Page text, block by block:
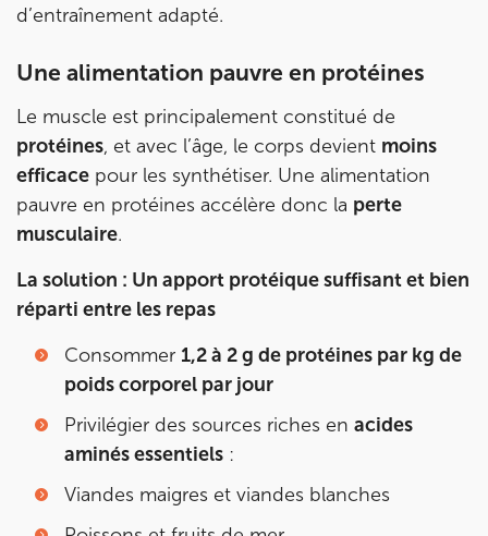
d’entraînement adapté.
Une alimentation pauvre en protéines
Le muscle est principalement constitué de
protéines, et avec l’âge, le corps devient moins
efficace pour les synthétiser. Une alimentation
pauvre en protéines accélère donc la perte
musculaire.
La solution : Un apport protéique suffisant et bien
réparti entre les repas
Consommer 1,2 à 2 g de protéines par kg de
poids corporel par jour
Privilégier des sources riches en acides
aminés essentiels :
Viandes maigres et viandes blanches